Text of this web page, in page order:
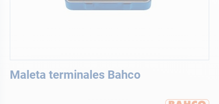
Maleta terminales Bahco
al